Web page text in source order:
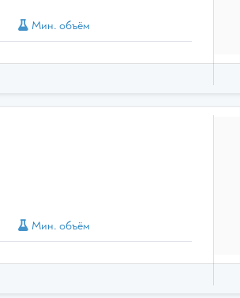
Мин. объём
Мин. объём